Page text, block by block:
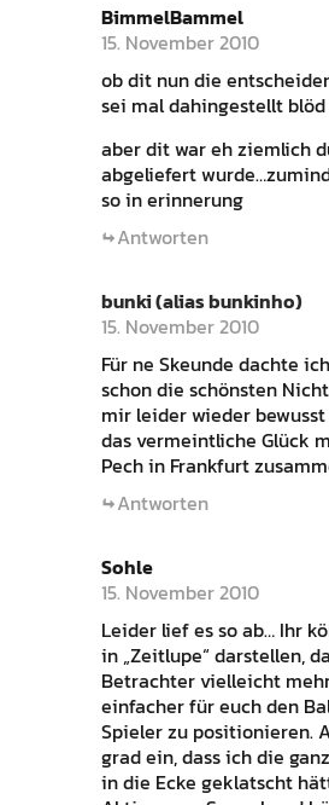
BimmelBammel
15. November 2010
ob dit nun die
sei mal dahingestellt
aber dit war eh ziemlich
abgeliefert
so in erinnerung
Antworten
bunki (alias bunkinho)
15. November 2010
Für ne Skeunde dachte
schon die schönsten
mir leider wieder
das vermeintliche Glück
Pech in Frankfurt
Antworten
Sohle
15. November 2010
Leider lief es so ab… Ihr
in „Zeitlupe“ darstellen,
Betrachter vielleicht
einfacher für euch den
Spieler zu positionieren.
grad ein, dass ich die
in die Ecke geklatscht